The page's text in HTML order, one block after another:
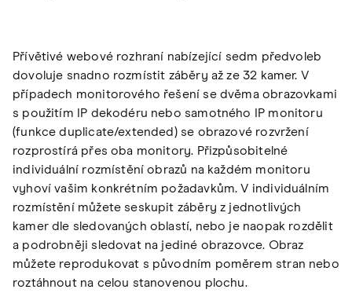
Přívětivé webové rozhraní nabízející sedm předvoleb
dovoluje snadno rozmístit záběry až ze 32 kamer. V
případech monitorového řešení se dvěma obrazovkami
s použitím IP dekodéru nebo samotného IP monitoru
(funkce duplicate/extended) se obrazové rozvržení
rozprostírá přes oba monitory. Přizpůsobitelné
individuální rozmístění obrazů na každém monitoru
vyhoví vašim konkrétním požadavkům. V individuálním
rozmístění můžete seskupit záběry z jednotlivých
kamer dle sledovaných oblastí, nebo je naopak rozdělit
a podrobněji sledovat na jediné obrazovce. Obraz
můžete reprodukovat s původním poměrem stran nebo
roztáhnout na celou stanovenou plochu.